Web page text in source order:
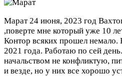
Марат 24 июня, 2023 год
,поверте мне который уже 10
Контор всяких прошел немало.
2021 года. Работаю по сей
начальством не конфликтую,
и везде, но у них все хорошо